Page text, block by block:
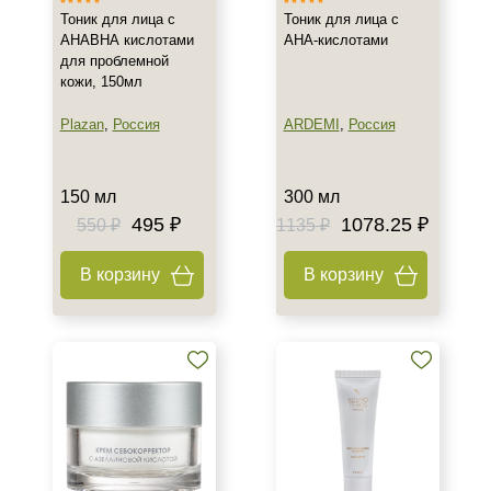
Для женщин
Тоник для лица с
АНАВНА кислотами
для проблемной
кожи, 150мл
Plazan, Россия
150 мл
550 ₽ 495 ₽
В корзину
Тоник для лица с
АНА-кислотами
ARDEMI , Россия
300 мл
1135 ₽
1078.25 ₽
В корзину